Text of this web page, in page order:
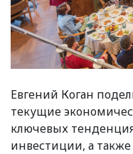
Евгений Коган
текущие
ключевых
инвестиции, а также